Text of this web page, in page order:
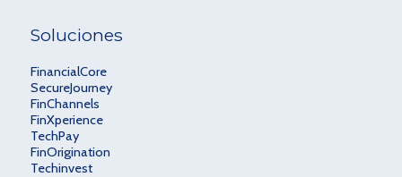
Soluciones
FinancialCore
SecureJourney
FinChannels
FinXperience
TechPay
FinOrigination
Techinvest